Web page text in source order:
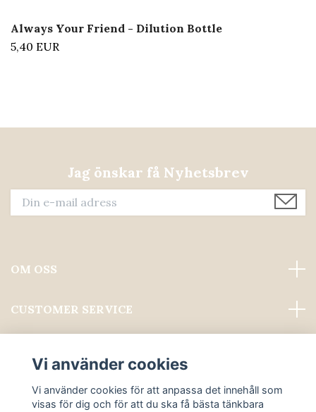
Always Your Friend - Dilution Bottle
5,40 EUR
Jag önskar få Nyhetsbrev
OM OSS
CUSTOMER SERVICE
Sociala medier
Vi använder cookies
Vi använder cookies för att anpassa det innehåll som
visas för dig och för att du ska få bästa tänkbara